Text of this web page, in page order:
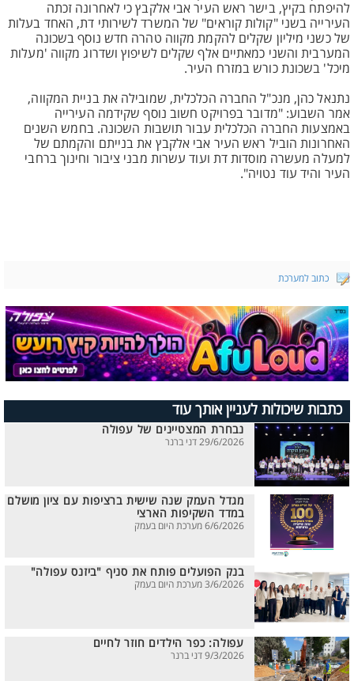
להיפתח בקיץ, בישר ראש העיר אבי אלקבץ כי לאחרונה זכתה
העירייה בשני "קולות קוראים" של המשרד לשירותי דת, האחד בעלות
של כשני מיליון שקלים להקמת מקווה טהרה חדש נוסף בשכונה
המערבית והשני כמאתיים אלף שקלים לשיפוץ ושדרוג מקווה 'מעלות
מיכל' בשכונת כורש במזרח העיר.
נתנאל כהן, מנכ"ל החברה הכלכלית, שמובילה את בניית המקווה,
אמר השבוע: "מדובר בפרויקט חשוב נוסף שקידמה העירייה
באמצעות החברה הכלכלית עבור תושבות השכונה. בחמש השנים
האחרונות הוביל ראש העיר אבי אלקבץ את בנייתם והקמתם של
למעלה מעשרה מוסדות דת ועוד עשרות מבני ציבור וחינוך ברחבי
העיר והיד עוד נטויה".
כתוב למערכת
כתבות שיכולות לעניין אותך עוד
נבחרת המצטיינים של עפולה
29/6/2026 דני ברנר
מגדל העמק שנה שישית ברציפות עם ציון מושלם
במדד השקיפות הארצי
6/6/2026 מערכת היום בעמק
בנק הפועלים פותח את סניף "ביזנס עפולה"
3/6/2026 מערכת היום בעמק
עפולה: כפר הילדים חוזר לחיים
9/3/2026 דני ברנר